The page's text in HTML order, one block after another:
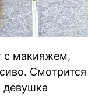
с макияжем,
Смотрится
девушка